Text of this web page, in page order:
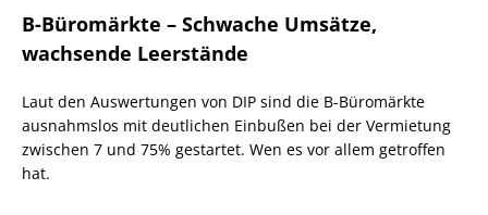
B-Büromärkte – Schwache Umsätze,
wachsende Leerstände
Laut den Auswertungen von DIP sind die B-Büromärkte
ausnahmslos mit deutlichen Einbußen bei der Vermietung
zwischen 7 und 75% gestartet. Wen es vor allem getroffen
hat.